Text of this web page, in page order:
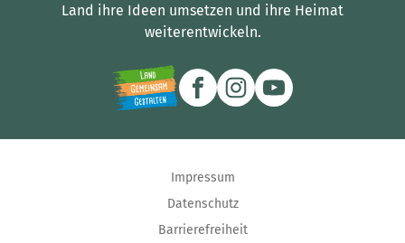
Land ihre Ideen umsetzen und ihre Heimat
weiterentwickeln.
Impressum
Datenschutz
Barrierefreiheit